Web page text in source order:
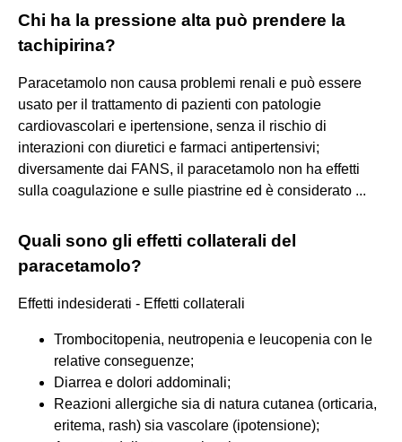
Chi ha la pressione alta può prendere la
tachipirina?
Paracetamolo non causa problemi renali e può essere
usato per il trattamento di pazienti con patologie
cardiovascolari e ipertensione, senza il rischio di
interazioni con diuretici e farmaci antipertensivi;
diversamente dai FANS, il paracetamolo non ha effetti
sulla coagulazione e sulle piastrine ed è considerato ...
Quali sono gli effetti collaterali del
paracetamolo?
Effetti indesiderati - Effetti collaterali
Trombocitopenia, neutropenia e leucopenia con le
relative conseguenze;
Diarrea e dolori addominali;
Reazioni allergiche sia di natura cutanea (orticaria,
eritema, rash) sia vascolare (ipotensione);